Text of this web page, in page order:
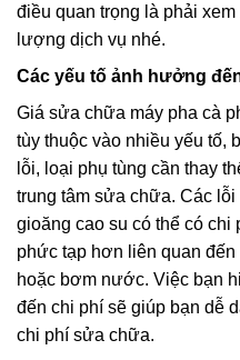
điều quan trọng là phải
lượng dịch vụ nhé.
Các yếu tố ảnh hưởng
Giá sửa chữa máy pha cà
tùy thuộc vào nhiều yếu tố,
lỗi, loại phụ tùng cần thay
trung tâm sửa chữa. Các
gioăng cao su có thể có
phức tạp hơn liên quan
hoặc bơm nước. Việc bạn
đến chi phí sẽ giúp bạn dễ
chi phí sửa chữa.